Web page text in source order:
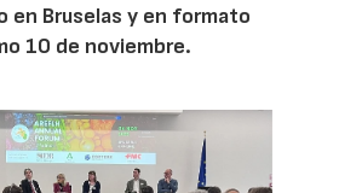
en Bruselas y en formato
10 de noviembre.